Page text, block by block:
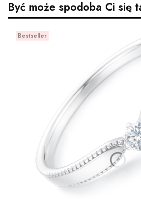
Być może spodoba Ci się
Bestseller